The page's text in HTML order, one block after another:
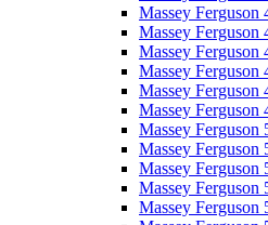
Massey Ferguson
Massey Ferguson
Massey Ferguson
Massey Ferguson
Massey Ferguson
Massey Ferguson
Massey Ferguson
Massey Ferguson
Massey Ferguson
Massey Ferguson
Massey Ferguson